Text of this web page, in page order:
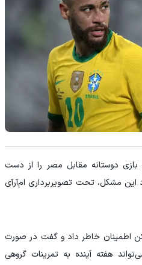
دوستانه مقابل مصر را از دست
این مشکل، تحت تصویربرداری ام‌آر‌آی
اطمینان خاطر داد و گفت در صورت
هفته آینده به تمرینات گروهی